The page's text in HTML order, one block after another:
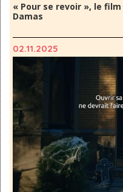
« Pour se revoir », le
Damas
02.11.2025